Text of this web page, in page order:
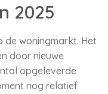
2025
de woningmarkt. Het
door nieuwe
opgeleverde
nog relatief